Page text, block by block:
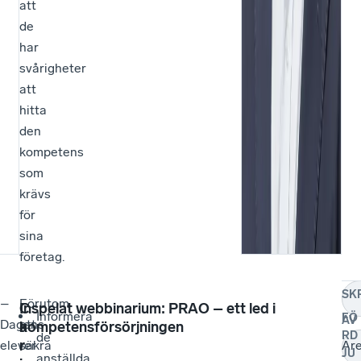
att
de
har
svårigheter
att
hitta
den
kompetens
som
krävs
för
sina
företag.
–
Dagens
elever
Förutom
att
säkra
C
a
r
Informera
de
Inspelat webbinarium: PRAO – ett led i
kompetensförsörjningen
AV
FÖ
RD
JU